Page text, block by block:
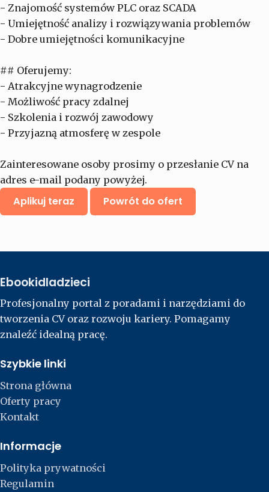
- Znajomość systemów PLC oraz SCADA
- Umiejętność analizy i rozwiązywania problemów
- Dobre umiejętności komunikacyjne
## Oferujemy:
- Atrakcyjne wynagrodzenie
- Możliwość pracy zdalnej
- Szkolenia i rozwój zawodowy
- Przyjazną atmosferę w zespole
Zainteresowane osoby prosimy o przesłanie CV na
adres e-mail podany powyżej.
Aplikuj teraz Powrót do ofert
Ebookidladzieci
Profesjonalny portal z poradami i narzędziami do
tworzenia CV oraz rozwoju kariery. Pomagamy
znaleźć idealną pracę.
Szybkie linki
Strona główna
Oferty pracy
Kontakt
Informacje
Polityka prywatności
Regulamin